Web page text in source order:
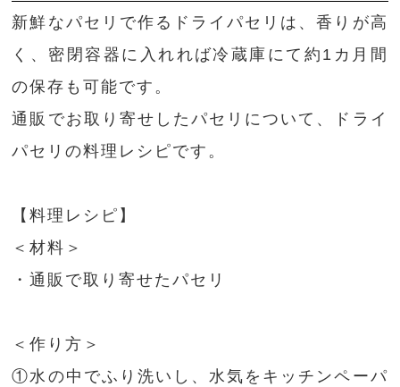
新鮮なパセリで作るドライパセリは、香りが高
く、密閉容器に入れれば冷蔵庫にて約1カ月間
の保存も可能です。
通販でお取り寄せしたパセリについて、ドライ
パセリの料理レシピです。
【料理レシピ】
＜材料＞
・通販で取り寄せたパセリ
＜作り方＞
①水の中でふり洗いし、水気をキッチンペーパ